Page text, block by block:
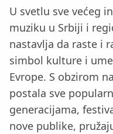
U svetlu sve većeg
muziku u Srbiji i
nastavlja da raste i
simbol kulture i
Evrope. S obzirom
postala sve
generacijama,
nove publike,